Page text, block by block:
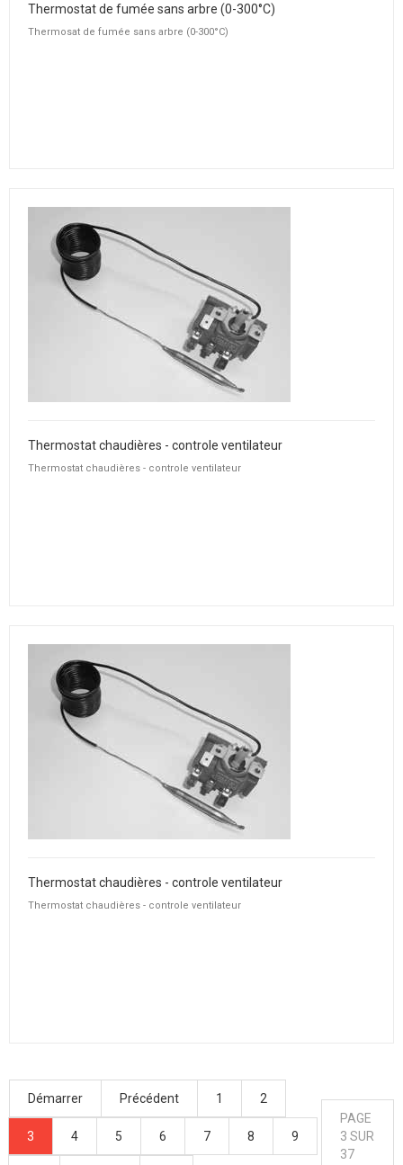
Thermostat de fumée sans arbre (0-300°C)
Thermosat de fumée sans arbre (0-300°C)
Thermostat chaudières - controle ventilateur
Thermostat chaudières - controle ventilateur
Thermostat chaudières - controle ventilateur
Thermostat chaudières - controle ventilateur
Démarrer Précédent 1 2
3 4 5 6 7 8 9
PAGE
3 SUR
37